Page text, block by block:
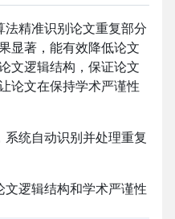
法精准识别论文重复部分
显著，能有效降低论文
文逻辑结构，保证论文
论文在保持学术严谨性
系统自动识别并处理重复
文逻辑结构和学术严谨性